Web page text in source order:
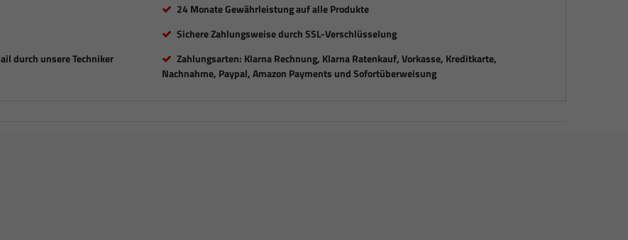
durch unsere Techniker
24 Monate Gewährleistung auf alle Produkte
Sichere Zahlungsweise durch SSL-Verschlüsselung
Zahlungsarten: Klarna Rechnung, Klarna Ratenkauf, Vorkasse, Kreditkarte,
Nachnahme, Paypal, Amazon Payments und Sofortüberweisung